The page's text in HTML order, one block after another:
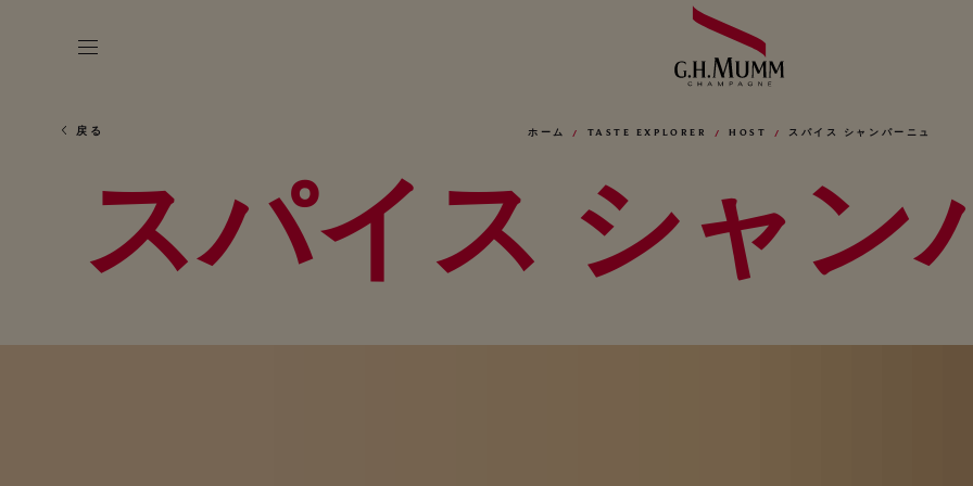
戻る ホーム TASTE EXPLORER HOST スパイス シャンパーニュ
スパイス シャン